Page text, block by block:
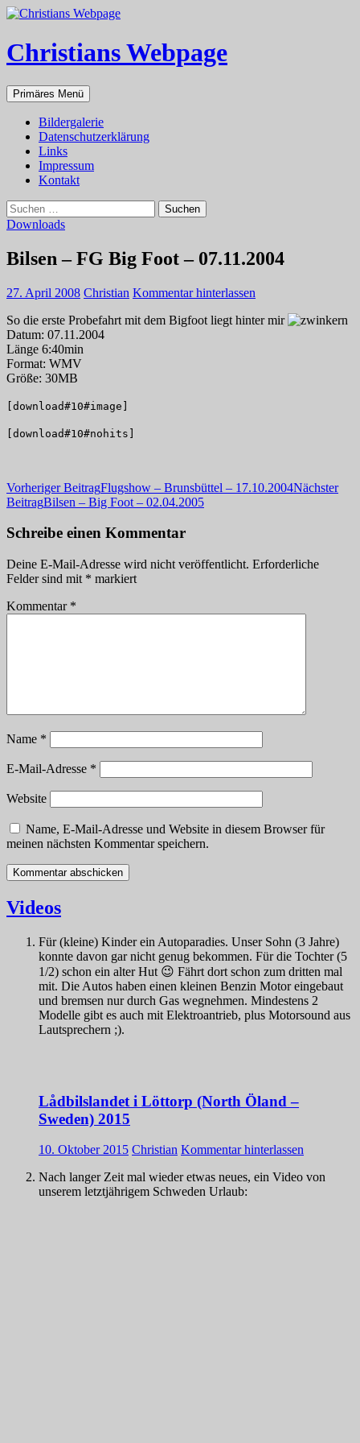
Zum
springen
Christians Webpage
Suchen
Primäres Menü
Bildergalerie
Datenschutzerklärung
Links
Impressum
Kontakt
Suchen
nach:
Downloads
Bilsen – FG Big Foot – 07.11.2004
27. April 2008 Christian Kommentar hinterlassen
So die erste Probefahrt mit dem Bigfoot liegt hinter mir
Datum: 07.11.2004
Länge 6:40min
Format: WMV
Größe: 30MB
[download#10#image]
[download#10#nohits]
Beitragsnavigation
Vorheriger BeitragFlugshow – Brunsbüttel – 17.10.2004Nächster
BeitragBilsen – Big Foot – 02.04.2005
Schreibe einen Kommentar
Deine E-Mail-Adresse wird nicht veröffentlicht. Erforderliche
Felder sind mit * markiert
Kommentar *
Name *
E-Mail-Adresse *
Website
Name, E-Mail-Adresse und Website in diesem Browser für
meinen nächsten Kommentar speichern.
Videos
Für (kleine) Kinder ein Autoparadies. Unser Sohn (3 Jahre)
konnte davon gar nicht genug bekommen. Für die Tochter (5
1/2) schon ein alter Hut 😉 Fährt dort schon zum dritten mal
mit. Die Autos haben einen kleinen Benzin Motor eingebaut
und bremsen nur durch Gas wegnehmen. Mindestens 2
Modelle gibt es auch mit Elektroantrieb, plus Motorsound aus
Lautsprechern ;).
Lådbilslandet i Löttorp (North Öland –
Sweden) 2015
10. Oktober 2015 Christian Kommentar hinterlassen
Nach langer Zeit mal wieder etwas neues, ein Video von
unserem letztjährigem Schweden Urlaub: